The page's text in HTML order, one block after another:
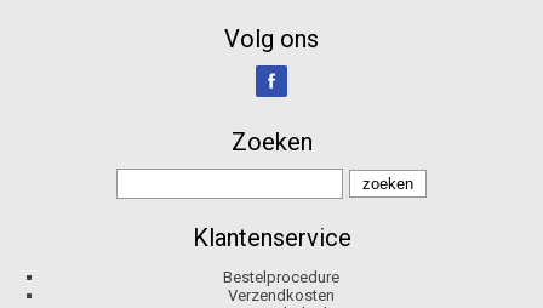
Volg ons
Zoeken
Klantenservice
Bestelprocedure
Verzendkosten